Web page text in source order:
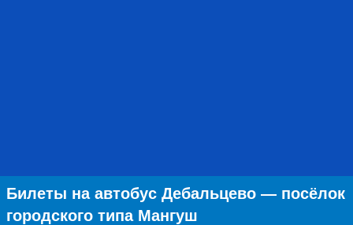
Билеты на автобус Дебальцево — посёлок
городского типа Мангуш